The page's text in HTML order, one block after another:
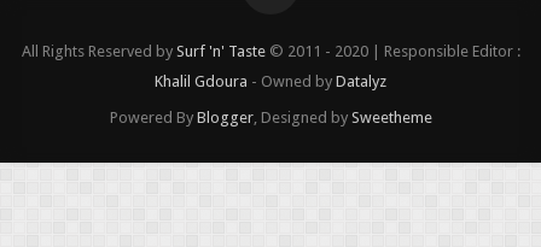
All Rights Reserved by Surf 'n' Taste© 2011 - 2020 | Responsible Editor :
Khalil Gdoura - Owned by Datalyz
Powered By Blogger, Designed by Sweetheme